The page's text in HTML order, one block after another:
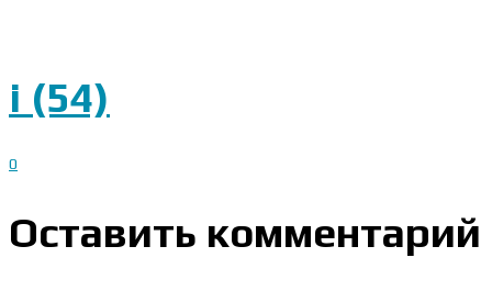
i (54)
0
Оставить комментарий